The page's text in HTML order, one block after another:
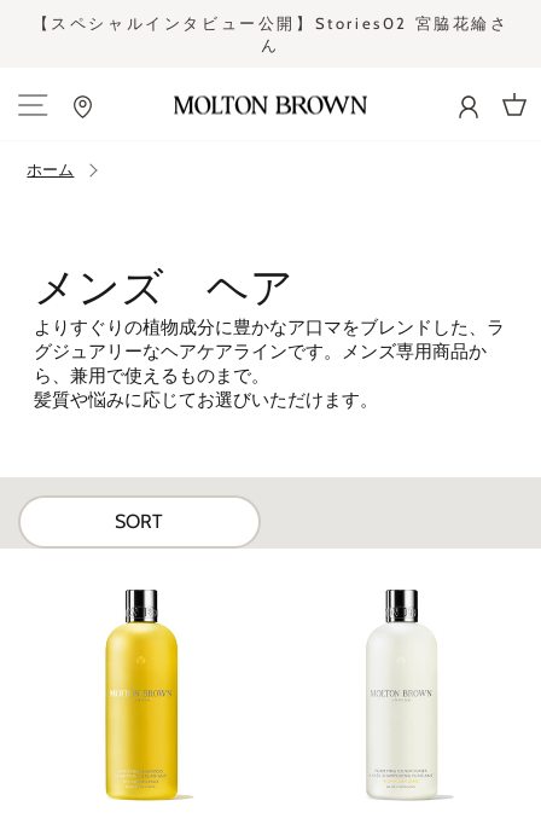
イ
め
る
花綸さ
令和8年熊本地震の影響による一部地域の配送遅延に
ホーム
メンズ ヘア
よりすぐりの植物成分に豊かなア口マをブレンドした、ラ
グジュアリーなヘアケアラインです。メンズ専用商品か
ら、兼用で使えるものまで。
髪質や悩みに応じてお選びいただけます。
SORT